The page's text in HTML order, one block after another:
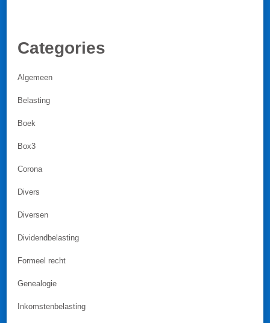
Categories
Algemeen
Belasting
Boek
Box3
Corona
Divers
Diversen
Dividendbelasting
Formeel recht
Genealogie
Inkomstenbelasting